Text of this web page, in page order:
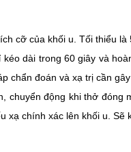
cỡ của khối u. Tối thiểu
dài trong 60 giây và
chẩn đoán và xạ trị cần
chuyển động khi thở
xạ chính xác lên khối u. Sẽ